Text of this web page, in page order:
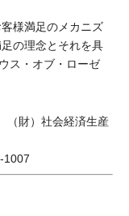
様満足のメカニズ
の理念とそれを具
ス・オブ・ローゼ
財）社会経済生産
1007